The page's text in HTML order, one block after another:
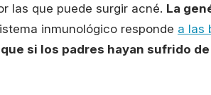
las que puede surgir acné. La
inmunológico responde a las
si los padres hayan sufrido